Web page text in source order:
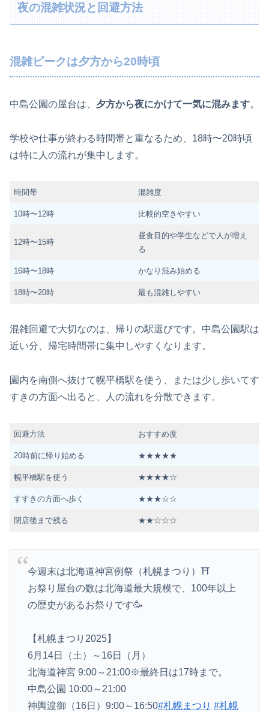
夜の混雑状況と回避方法
混雑ピークは夕方から20時頃
中島公園の屋台は、 夕方から夜にかけて一気に混みます。
学校や仕事が終わる時間帯と重なるため、18時〜20時頃
は特に人の流れが集中します。
時間帯 混雑度
10時〜12時 比較的空きやすい
12時〜15時
昼食目的や学生などで人が増え
る
16時〜18時 かなり混み始める
18時〜20時 最も混雑しやすい
混雑回避で大切なのは、帰りの駅選びです。中島公園駅は
近い分、帰宅時間帯に集中しやすくなります。
園内を南側へ抜けて幌平橋駅を使う、または少し歩いてす
すきの方面へ出ると、人の流れを分散できます。
回避方法 おすすめ度
20時前に帰り始める ★★★★★
幌平橋駅を使う ★★★★☆
すすきの方面へ歩く ★★★☆☆
閉店後まで残る ★★☆☆☆
今週末は北海道神宮例祭（札幌まつり）⛩
お祭り屋台の数は北海道最大規模で、100年以上
の歴史があるお祭りです🥳
【札幌まつり2025】
6月14日（土）～16日（月）
北海道神宮 9:00～21:00※最終日は17時まで。
中島公園 10:00～21:00
神輿渡御（16日）9:00～16:50#札幌まつり #札幌